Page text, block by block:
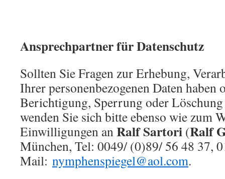
Ansprechpartner für Datenschutz
Sollten Sie Fragen zur Erhebung,
Ihrer personenbezogenen Daten haben
Berichtigung, Sperrung oder Löschung
wenden Sie sich bitte ebenso wie zum
Einwilligungen anRalf Sartori (Ralf
München, Tel: 0049/ (0)89/ 56 48 37,
Mail: nymphenspiegel@aol.com.